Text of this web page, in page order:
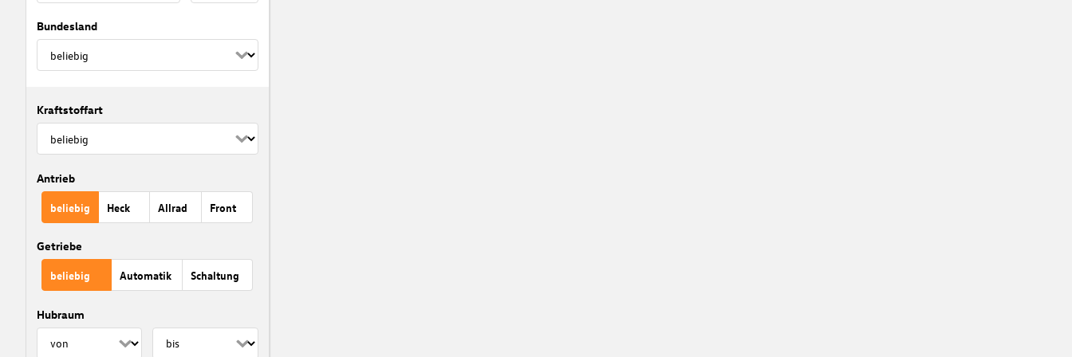
Bundesland
Kraftstoffart
Antrieb
beliebig Heck Allrad Front
Getriebe
beliebig Automatik Schaltung
Hubraum